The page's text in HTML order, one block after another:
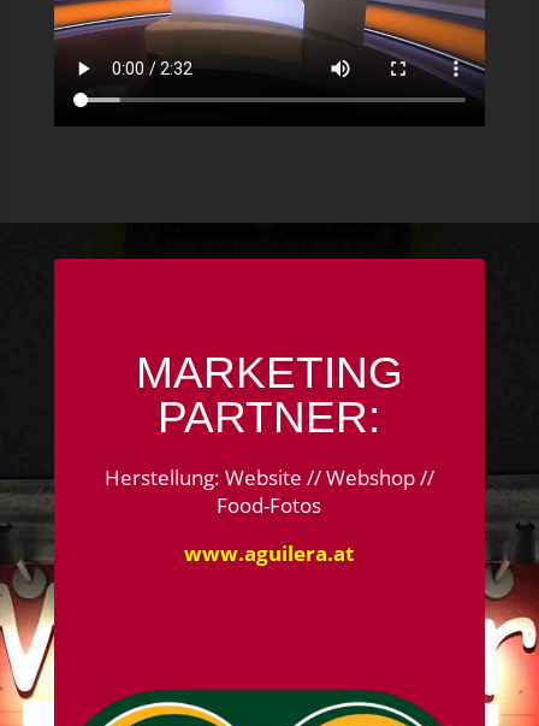
MARKETING
PARTNER:
Herstellung: Website // Webshop //
Food-Fotos
www.aguilera.at